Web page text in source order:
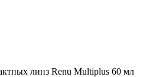
линз Renu Multiplus 60 мл